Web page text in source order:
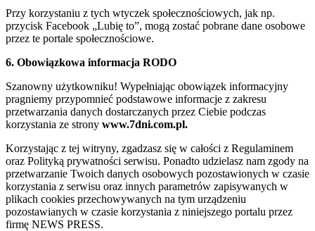
Przy korzystaniu z tych wtyczek społecznościowych, jak np.
przycisk Facebook „Lubię to”, mogą zostać pobrane dane osobowe
przez te portale społecznościowe.
6. Obowiązkowa informacja RODO
Szanowny użytkowniku! Wypełniając obowiązek informacyjny
pragniemy przypomnieć podstawowe informacje z zakresu
przetwarzania danych dostarczanych przez Ciebie podczas
korzystania ze strony www.7dni.com.pl.
Korzystając z tej witryny, zgadzasz się w całości z Regulaminem
oraz Polityką prywatności serwisu. Ponadto udzielasz nam zgody na
przetwarzanie Twoich danych osobowych pozostawionych w czasie
korzystania z serwisu oraz innych parametrów zapisywanych w
plikach cookies przechowywanych na tym urządzeniu
pozostawianych w czasie korzystania z niniejszego portalu przez
firmę NEWS PRESS.